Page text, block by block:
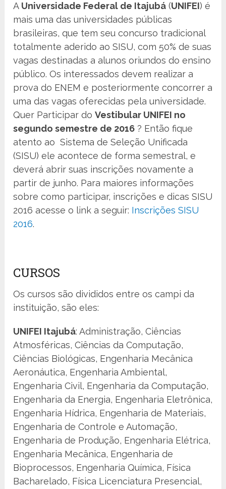
A Universidade Federal de Itajubá (UNIFEI) é
mais uma das universidades públicas
brasileiras, que tem seu concurso tradicional
totalmente aderido ao SISU, com 50% de suas
vagas destinadas a alunos oriundos do ensino
público. Os interessados devem realizar a
prova do ENEM e posteriormente concorrer a
uma das vagas oferecidas pela universidade.
Quer Participar doVestibular UNIFEI no
segundo semestre de 2016 ? Então fique
atento ao Sistema de Seleção Unificada
(SISU) ele acontece de forma semestral, e
deverá abrir suas inscrições novamente a
partir de junho. Para maiores informações
sobre como participar, inscrições e dicas SISU
2016 acesse o link a seguir: Inscrições SISU
2016.
CURSOS
Os cursos são divididos entre os campi da
instituição, são eles:
UNIFEI Itajubá: Administração, Ciências
Atmosféricas, Ciências da Computação,
Ciências Biológicas, Engenharia Mecânica
Aeronáutica, Engenharia Ambiental,
Engenharia Civil, Engenharia da Computação,
Engenharia da Energia, Engenharia Eletrônica,
Engenharia Hídrica, Engenharia de Materiais,
Engenharia de Controle e Automação,
Engenharia de Produção, Engenharia Elétrica,
Engenharia Mecânica, Engenharia de
Bioprocessos, Engenharia Química, Física
Bacharelado, Física Licenciatura Presencial,